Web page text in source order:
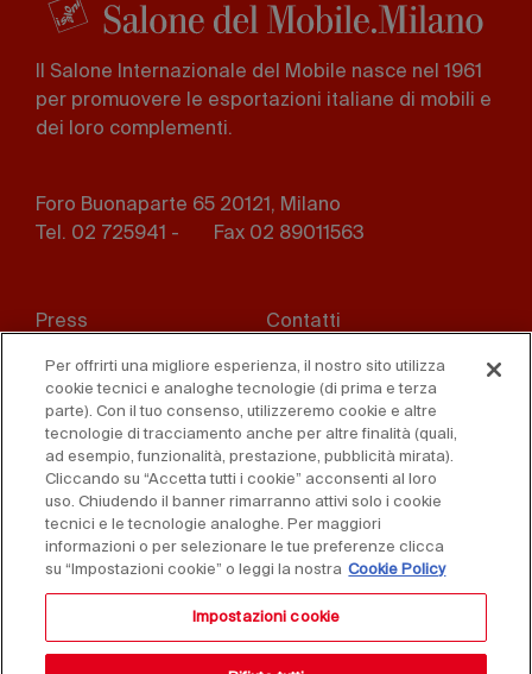
Il Salone Internazionale del Mobile nasce nel 1961
per promuovere le esportazioni italiane di mobili e
dei loro complementi.
Foro Buonaparte 65 20121, Milano
Tel. 02 725941 -
Fax 02 89011563
menu
Press Contatti
Whistleblowing Privacy
Disclaimer D. Lgs. 231/01
Cookies Condizioni di vendita
Dichiarazione di
accessibilità
Per offrirti una migliore esperienza, il nostro sito utilizza
cookie tecnici e analoghe tecnologie (di prima e terza
parte). Con il tuo consenso, utilizzeremo cookie e altre
tecnologie di tracciamento anche per altre finalità (quali,
ad esempio, funzionalità, prestazione, pubblicità mirata).
Cliccando su “Accetta tutti i cookie” acconsenti al loro
uso. Chiudendo il banner rimarranno attivi solo i cookie
tecnici e le tecnologie analoghe. Per maggiori
informazioni o per selezionare le tue preferenze clicca
su “Impostazioni cookie” o leggi la nostra Cookie Policy
Impostazioni cookie